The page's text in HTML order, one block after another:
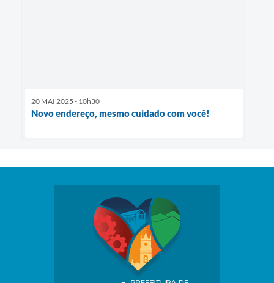
20 MAI 2025 - 10h30
Novo endereço, mesmo cuidado com você!